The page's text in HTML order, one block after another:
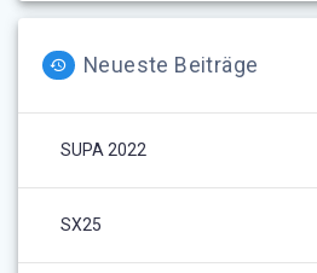
Neueste Beiträge
SUPA 2022
SX25